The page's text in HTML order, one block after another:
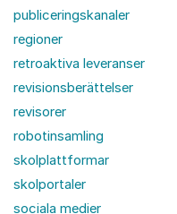
publiceringskanaler
regioner
retroaktiva leveranser
revisionsberättelser
revisorer
robotinsamling
skolplattformar
skolportaler
sociala medier